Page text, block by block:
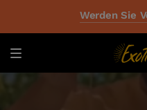
Werden Sie